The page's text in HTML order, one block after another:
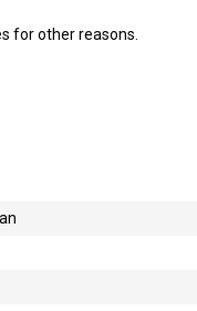
for other reasons.